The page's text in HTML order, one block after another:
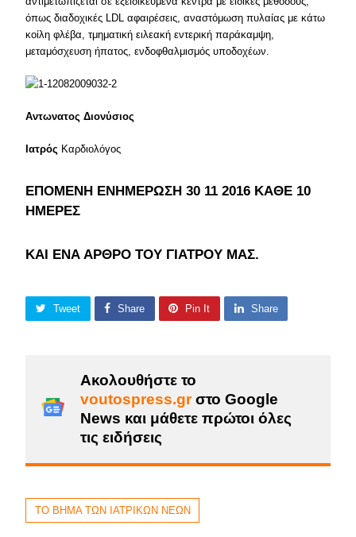
όπως διαδοχικές LDL αφαιρέσεις, αναστόμωση πυλαίας με κάτω
κοίλη φλέβα, τμηματική ειλεακή εντερική παράκαμψη,
μεταμόσχευση ήπατος, ενδοφθαλμισμός υποδοχέων.
Αντωνατος Διονύσιος
Ιατρός Καρδιολόγος
ΕΠΟΜΕΝΗ ΕΝΗΜΕΡΩΣΗ 30 11 2016 ΚΑΘΕ 10
ΗΜΕΡΕΣ
ΚΑΙ ΕΝΑ ΑΡΘΡΟ ΤΟΥ ΓΙΑΤΡΟΥ ΜΑΣ.
Tweet Share Pin It Share
Ακολουθήστε το
voutospress.grστο Google
News και μάθετε πρώτοι όλες
τις ειδήσεις
ΤΟ ΒΗΜΑ ΤΩΝ ΙΑΤΡΙΚΩΝ ΝΕΩΝ